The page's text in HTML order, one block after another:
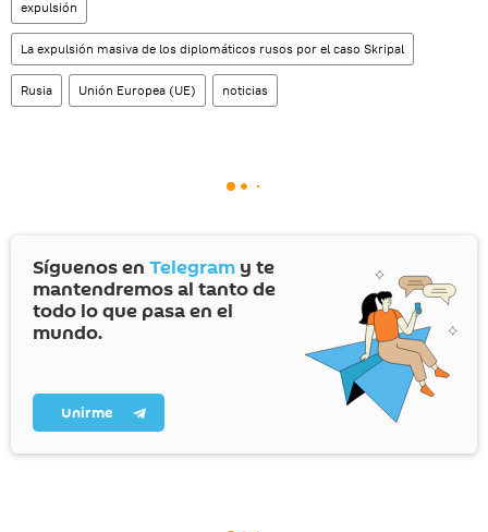
expulsión
La expulsión masiva de los diplomáticos rusos por el caso Skripal
Rusia Unión Europea (UE) noticias
Síguenos en Telegram y te
mantendremos al tanto de
todo lo que pasa en el
mundo.
Unirme